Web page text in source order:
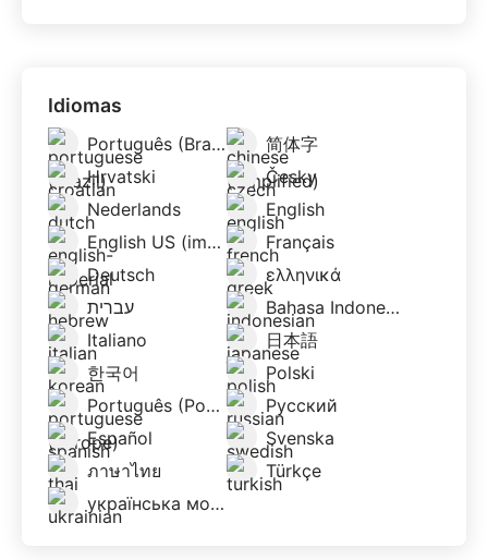
Idiomas
Português (Brazil)
简体字
Hrvatski
Česky
Nederlands
English
English US (imperial)
Français
Deutsch
ελληνικά
עברית
Bahasa Indonesia
Italiano
日本語
한국어
Polski
Português (Portugal)
Русский
Español
Svenska
ภาษาไทย
Türkçe
українська мова